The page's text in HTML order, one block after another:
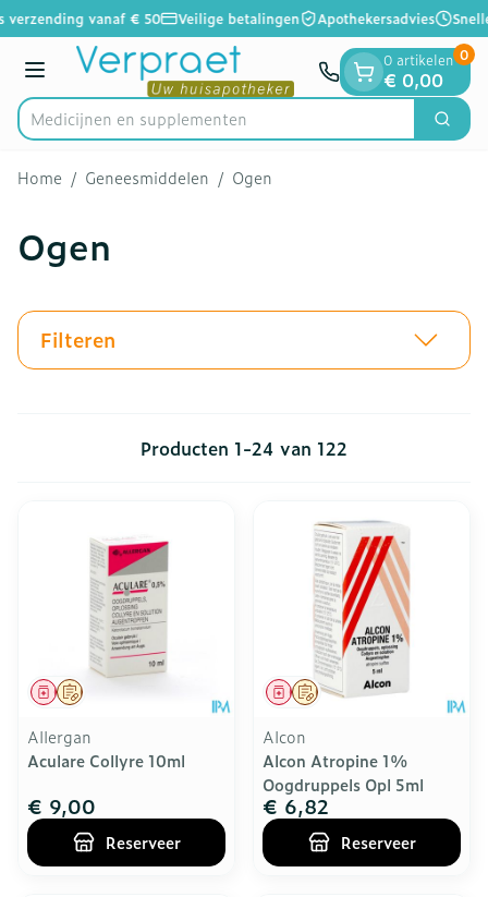
Ga naar de inhoud
1 van 1
verzending vanaf € 50 Veilige betalingen Apothekersadvies
Menu
Product, merk, categorie...
Medicij Zoek
0 artikelen
€ 0,00
0
Home / Geneesmiddelen / Ogen
Ogen
Filteren
Producten 1-24 van 122
Op voorschrift
Geneesmiddel
Allergan
Aculare Collyre 10ml
€ 9,00
Reserveer
Op voorschrift
Geneesmiddel
Alcon
Alcon Atropine 1%
Oogdruppels Opl 5ml
€ 6,82
Reserveer